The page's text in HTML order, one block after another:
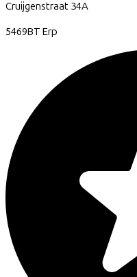
Cruijgenstraat 34A
5469BT Erp